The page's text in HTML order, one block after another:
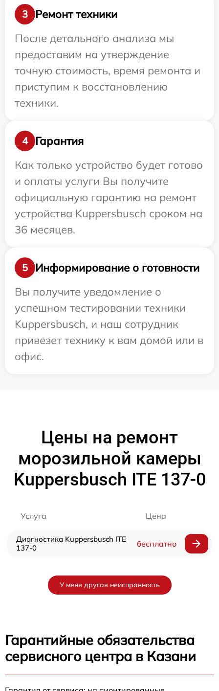
3
Ремонт техники
После детального анализа мы
предоставим на утверждение
точную стоимость, время ремонта и
приступим к восстановлению
техники.
4
Гарантия
Как только устройство будет готово
и оплаты услуги Вы получите
официальную гарантию на ремонт
устройства Kuppersbusch сроком на
36 месяцев.
5
Информирование о готовности
Вы получите уведомление о
успешном тестировании техники
Kuppersbusch, и наш сотрудник
привезет технику к вам домой или в
офис.
Цены на ремонт
морозильной камеры
Kuppersbusch ITE 137-0
Услуга Цена
Диагностика Kuppersbusch ITE
137-0
бесплатно
У меня другая неисправность
Гарантийные обязательства
сервисного центра в Казани